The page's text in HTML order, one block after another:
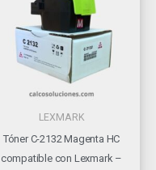
LEXMARK
Tóner C-2132 Magenta HC
compatible con Lexmark –